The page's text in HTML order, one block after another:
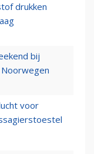
drukken
bij
Noorwegen
voor